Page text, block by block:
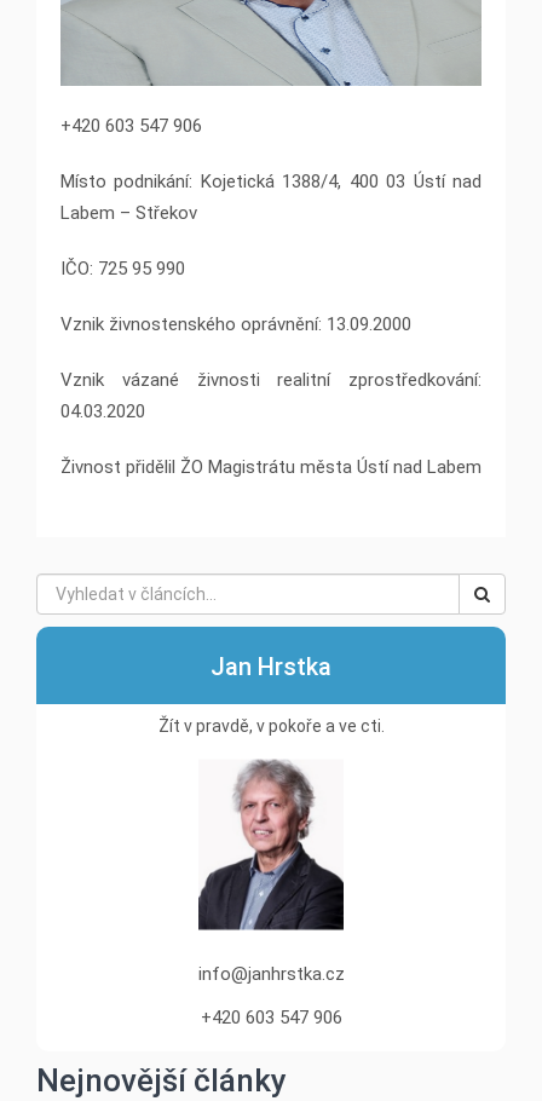
+420 603 547 906
Místo podnikání: Kojetická 1388/4, 400 03 Ústí nad
Labem – Střekov
IČO: 725 95 990
Vznik živnostenského oprávnění: 13.09.2000
Vznik vázané živnosti realitní zprostředkování:
04.03.2020
Živnost přidělil ŽO Magistrátu města Ústí nad Labem
Jan Hrstka
Žít v pravdě, v pokoře a ve cti.
info@janhrstka.cz
+420 603 547 906
Nejnovější články